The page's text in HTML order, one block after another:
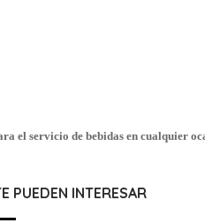
el servicio de bebidas en cualquier
PUEDEN INTERESAR